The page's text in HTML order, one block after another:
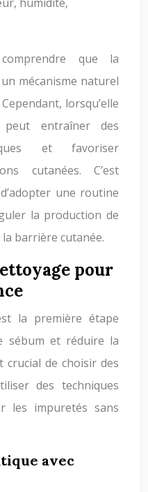
que la
mécanisme naturel
lorsqu’elle
peut entraîner des
et favoriser
cutanées. C’est
une routine
la production de
barrière cutanée.
pour
la première étape
sébum et réduire la
crucial de choisir des
des techniques
les impuretés sans
avec